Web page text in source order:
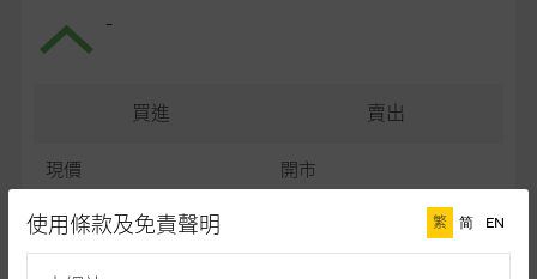
-
買進 賣出
現價 開市
最高
使用條款及免責聲明 繁 简 EN